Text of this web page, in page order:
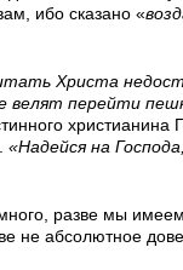
ибо сказано «
Христа
велят перейти
христианина
«Надейся на
разве мы
не абсолютное